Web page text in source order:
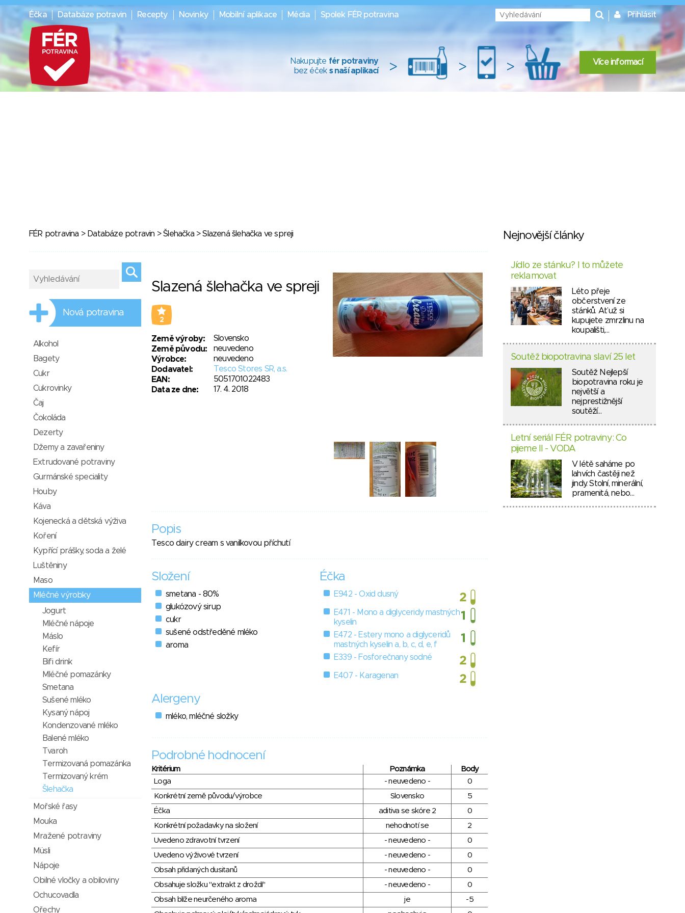
Éčka Databáze potravin Recepty Novinky Mobilní aplikace Média Spolek FÉR potravina Přihlásit
Nakupujte fér potraviny
bez éček s naší aplikací > > > Více informací
FÉR potravina > Databáze potravin >Šlehačka> Slazená šlehačka ve spreji
Slazená šlehačka ve spreji
2
Země výroby:
Slovensko
Země původu:
neuvedeno
Výrobce:
neuvedeno
Dodavatel:
Tesco Stores SR, a.s.
EAN:
5051701022483
Data ze dne:
17. 4. 2018
Popis
Tesco dairy cream s vanilkovou příchutí
Složení
smetana - 80%
glukózový sirup
cukr
sušené odstředěné mléko
aroma
Éčka
E942 - Oxid dusný
E471 - Mono a diglyceridy mastných
kyselin
E472 - Estery mono a diglyceridů
mastných kyselin a, b, c, d, e, f
E339 - Fosforečnany sodné
E407 - Karagenan
Alergeny
mléko, mléčné složky
Podrobné hodnocení
Kritérium Poznámka
Body
Loga
- neuvedeno -
0
Konkrétní země původu/výrobce
Slovensko
5
Éčka
aditiva se skóre 2
0
Konkrétní požadavky na složení
nehodnotí se
2
Uvedeno zdravotní tvrzení
- neuvedeno -
0
Uvedeno výživové tvrzení
- neuvedeno -
0
Obsah přidaných dusitanů
- neuvedeno -
0
Obsahuje složku "extrakt z droždí"
- neuvedeno -
0
Obsah blíže neurčeného aroma
je
-5
Nová potravina
Alkohol
Bagety
Cukr
Cukrovinky
Čaj
Čokoláda
Dezerty
Džemy a zavařeniny
Extrudované potraviny
Gurmánské speciality
Houby
Káva
Kojenecká a dětská výživa
Koření
Kypřící prášky, soda a želé
Luštěniny
Maso
Mléčné výrobky
Jogurt
Mléčné nápoje
Máslo
Kefír
Bifi drink
Mléčné pomazánky
Smetana
Sušené mléko
Kysaný nápoj
Kondenzované mléko
Balené mléko
Tvaroh
Termizovaná pomazánka
Termizovaný krém
Šlehačka
Mořské řasy
Mouka
Mražené potraviny
Müsli
Nápoje
Obilné vločky a obiloviny
Ochucovadla
Ořechy
Nejnovější články
Jídlo ze stánku? I to můžete
reklamovat
Léto přeje
občerstvení ze
stánků. Ať už si
kupujete zmrzlinu na
koupališti,…
Soutěž biopotravina slaví 25 let
Soutěž Nejlepší
biopotravina roku je
největší a
nejprestižnější
soutěží…
Letní seriál FÉR potraviny: Co
pijeme II - VODA
V létě saháme po
lahvích častěji než
jindy. Stolní, minerální,
pramenitá, nebo…